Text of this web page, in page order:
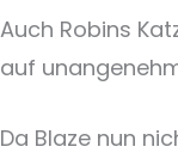
Auch Robins
auf
Da Blaze nun